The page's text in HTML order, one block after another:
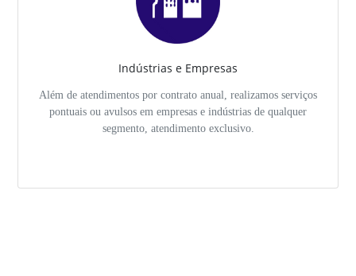
Indústrias e Empresas
Além de atendimentos por contrato anual, realizamos serviços
pontuais ou avulsos em empresas e indústrias de qualquer
segmento, atendimento exclusivo.